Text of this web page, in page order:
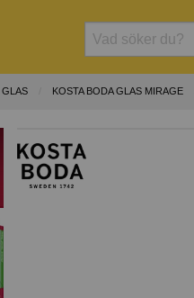
GLAS KOSTA BODA GLAS MIRAGE